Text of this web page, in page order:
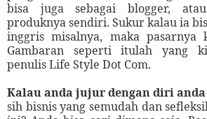
bisa juga sebagai blogger,
produknya sendiri. Sukur kalau ia
inggris misalnya, maka pasarnya
Gambaran seperti itulah yang
penulis Life Style Dot Com.
Kalau anda jujur dengan diri
sih bisnis yang semudah dan